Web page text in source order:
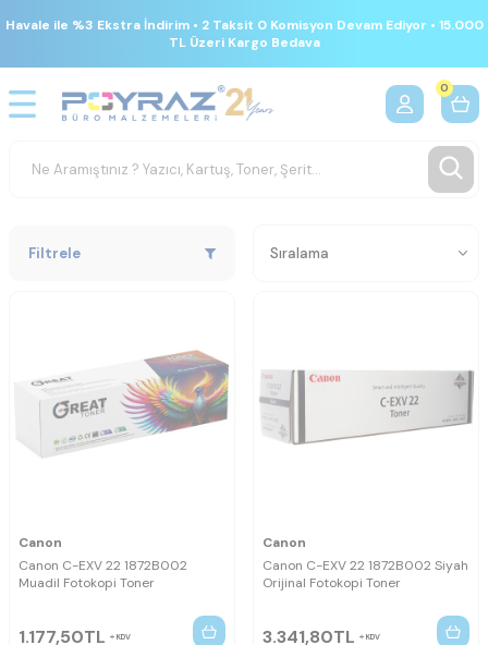
Havale ile %3 Ekstra İndirim • 2 Taksit 0 Komisyon Devam Ediyor • 15.000
TL Üzeri Kargo Bedava
0
Filtrele
Canon
Canon C-EXV 22 1872B002
Muadil Fotokopi Toner
1.177,50TL KDV
Canon
Canon C-EXV 22 1872B002 Siyah
Orijinal Fotokopi Toner
3.341,80TL KDV